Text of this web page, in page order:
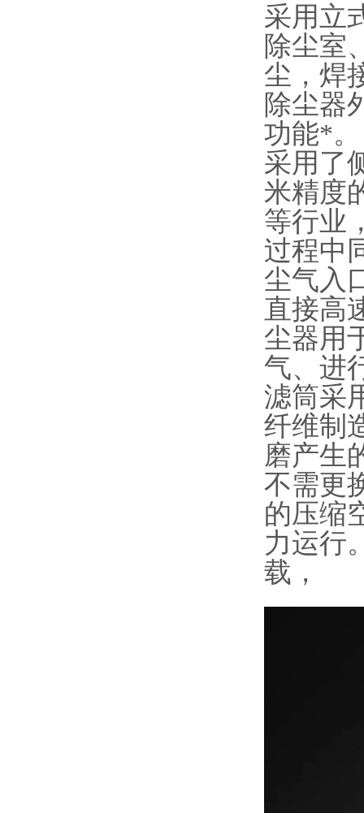
采用立
除尘室
尘，焊
除尘器
功能*。
采用了
米精度
等行业
过程中
尘气入
直接高
尘器用
气、进
滤筒采
纤维制
磨产生
不需更
的压缩
力运行
载，